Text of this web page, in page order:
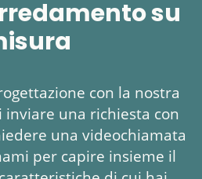
su
con la nostra
una richiesta con
una videochiamata
per capire insieme il